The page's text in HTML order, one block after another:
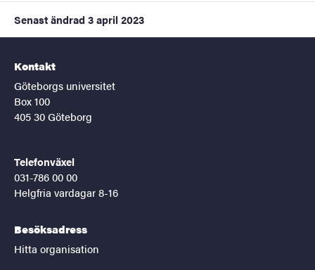
Senast ändrad 3 april 2023
Kontakt
Göteborgs universitet
Box 100
405 30 Göteborg
Telefonväxel
031-786 00 00
Helgfria vardagar 8-16
Besöksadress
Hitta organisation